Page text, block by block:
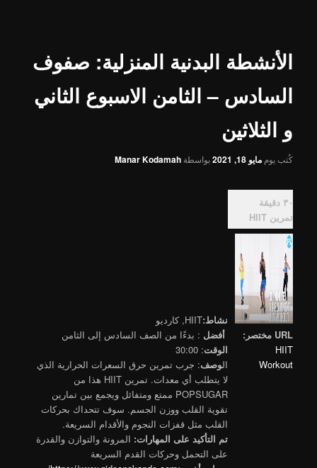
الأنشطة البدنية المنزلية: صفوف
السادس – الثامن الاسبوع الثاني
و الثلاثين
كُتب يوممايو 18, 2021 بواسطةManar Kodamah
٣٠ دقيقة
تمرين HIIT
URL مختصر:
HIIT
Workout
نشاط:HIIT, كارديو
أفضل : بدءًا من الصف السادس إلى الثامن
الوقت: 30:00
الوصف: جرب تمرين حرق السعرات الحرارية الذي
لا يتطلب أي معدات. تمرين HIIT هذا من
POPSUGAR ممتع ومتفائل ويجمع بين تمارين
تقوية القلب ووزن الجسم. سوف تتحداك بحركات
القلب مثل قفزات النجوم والأقدام السريعة.
تم التأكيد على المهارات: المرونة والتوازن والقدرة
على التحمل وحركات القدم السريعة